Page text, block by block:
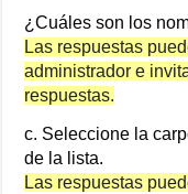
¿Cuáles son los
Las respuestas
administrador e
respuestas.
c. Seleccione la
de la lista.
Las respuestas